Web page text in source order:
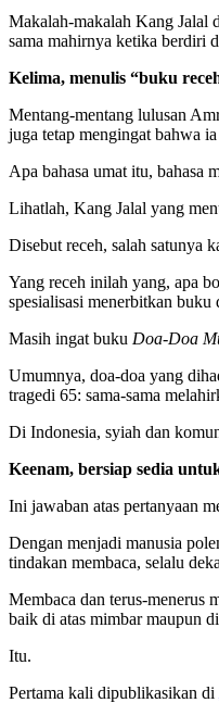
Makalah-makalah Kang Jalal
sama mahirnya ketika berdiri
Kelima, menulis “buku
Mentang-mentang lulusan
juga tetap mengingat bahwa
Apa bahasa umat itu, bahasa
Lihatlah, Kang Jalal yang
Disebut receh, salah satunya
Yang receh inilah yang, apa
spesialisasi menerbitkan
Masih ingat buku Doa-Doa
Umumnya, doa-doa yang
tragedi 65: sama-sama
Di Indonesia, syiah dan
Keenam, bersiap sedia
Ini jawaban atas pertanyaan
Dengan menjadi manusia
tindakan membaca, selalu
Membaca dan terus-menerus
baik di atas mimbar maupun
Itu.
Pertama kali dipublikasikan di